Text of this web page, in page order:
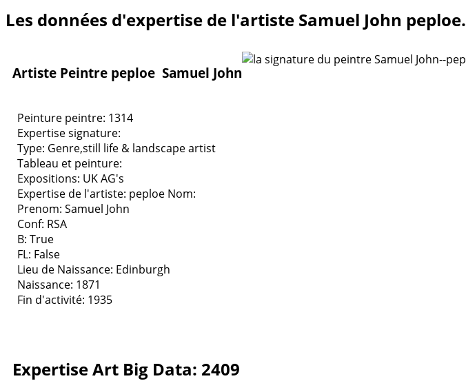
Les données d'expertise de l'artiste Samuel John peploe.
Artiste Peintre peploe Samuel John
Peinture peintre: 1314
Expertise signature:
Type: Genre,still life & landscape artist
Tableau et peinture:
Expositions: UK AG's
Expertise de l'artiste: peploe Nom:
Prenom: Samuel John
Conf: RSA
B: True
FL: False
Lieu de Naissance: Edinburgh
Naissance: 1871
Fin d'activité: 1935
Expertise Art Big Data: 2409